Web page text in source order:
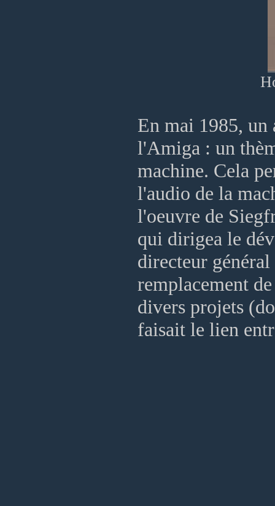
En mai 1985, un
l'Amiga : un
machine. Cela
l'audio de la
l'oeuvre de
qui dirigea le
directeur
remplacement
divers projets
faisait le lien